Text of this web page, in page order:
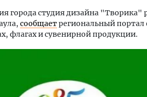
города студия дизайна
сообщаетрегиональный портал
флагах и сувенирной продукции.